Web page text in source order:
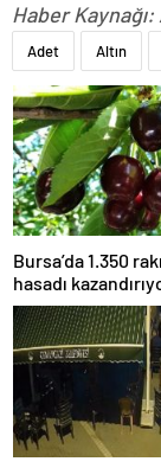
Haber Kaynağı:
Adet Altın
Bursa’da 1.350
hasadı
80 lira